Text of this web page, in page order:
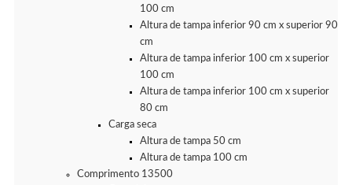
100 cm
Altura de tampa inferior 90 cm x superior 90
cm
Altura de tampa inferior 100 cm x superior
100 cm
Altura de tampa inferior 100 cm x superior
80 cm
Carga seca
Altura de tampa 50 cm
Altura de tampa 100 cm
Comprimento 13500